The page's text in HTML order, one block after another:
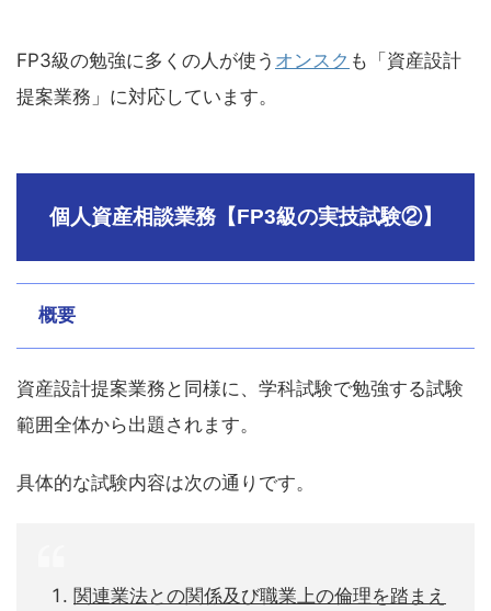
FP3級の勉強に多くの人が使う オンスク も「資産設計
提案業務」に対応しています。
個人資産相談業務【FP3級の実技試験②】
概要
資産設計提案業務と同様に、学科試験で勉強する試験
範囲全体から出題されます。
具体的な試験内容は次の通りです。
関連業法との関係及び職業上の倫理を踏まえ